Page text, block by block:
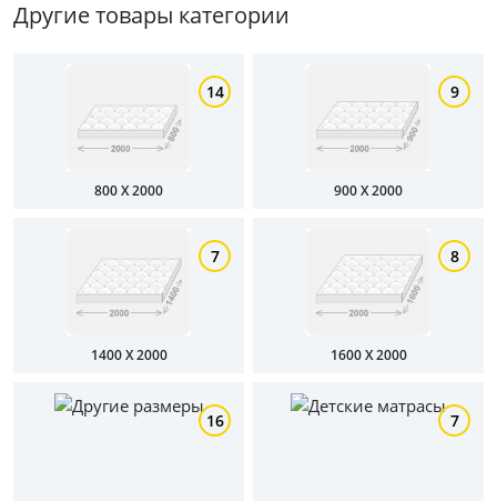
Цена
Другие товары категории
14
800 X 2000
9
900 X 2000
7
1400 X 2000
8
1600 X 2000
16 7